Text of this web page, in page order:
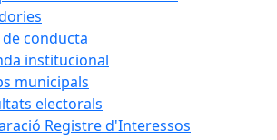
de conducta
institucional
municipals
electorals
Registre d'Interessos